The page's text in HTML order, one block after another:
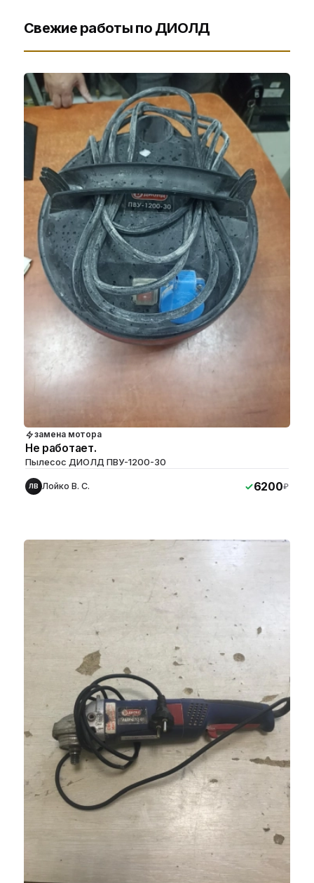
Свежие работы по ДИОЛД
замена мотора
Не работает.
Пылесос ДИОЛД ПВУ-1200-30
ЛВ Лойко В. С. 6200₽